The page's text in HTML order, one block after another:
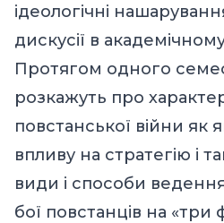
ідеологічні
дискусії в
Протягом одного
розкажуть про характер
повстанської війни як
впливу на стратегію і
види і способи
бої повстанців на «три